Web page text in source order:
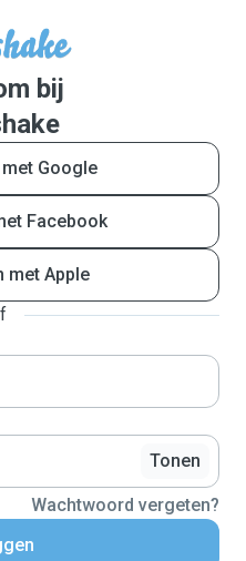
bij
Google
Facebook
met Apple
Tonen
Wachtwoord vergeten?